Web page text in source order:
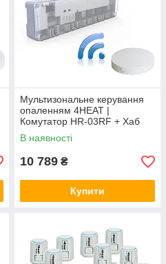
Мультизональне керування
опаленням 4HEAT |
Комутатор HR-03RF + Хаб
EGW01 + Сервопривод ATR
(5 шт.)
В наявності
10 789 ₴
Купити